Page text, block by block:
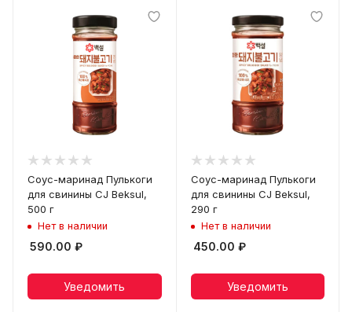
Соус-маринад Пулькоги
для свинины CJ Beksul,
500 г
Нет в наличии
590.00 ₽
Уведомить
Соус-маринад Пулькоги
для свинины CJ Beksul,
290 г
Нет в наличии
450.00 ₽
Уведомить